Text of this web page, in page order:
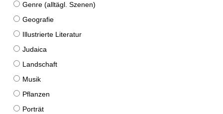
Genre (alltägl. Szenen)
Geografie
Illustrierte Literatur
Judaica
Landschaft
Musik
Pflanzen
Porträt